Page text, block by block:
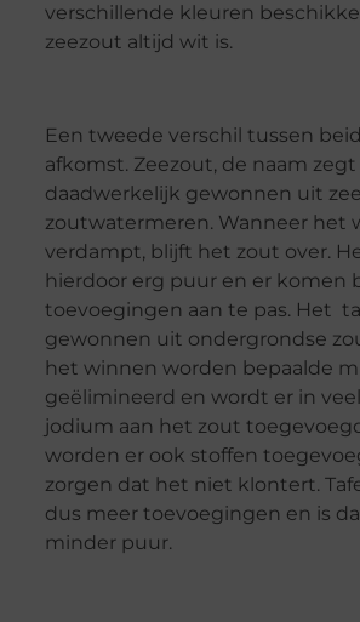
verschillende kleuren
zeezout altijd wit is.
Een tweede verschil tussen
afkomst. Zeezout, de naam
daadwerkelijk gewonnen uit
zoutwatermeren. Wanneer het
verdampt, blijft het zout over.
hierdoor erg puur en er komen
toevoegingen aan te pas. Het
gewonnen uit ondergrondse
het winnen worden bepaalde
geëlimineerd en wordt er in
jodium aan het zout
worden er ook stoffen
zorgen dat het niet klontert.
dus meer toevoegingen en is
minder puur.